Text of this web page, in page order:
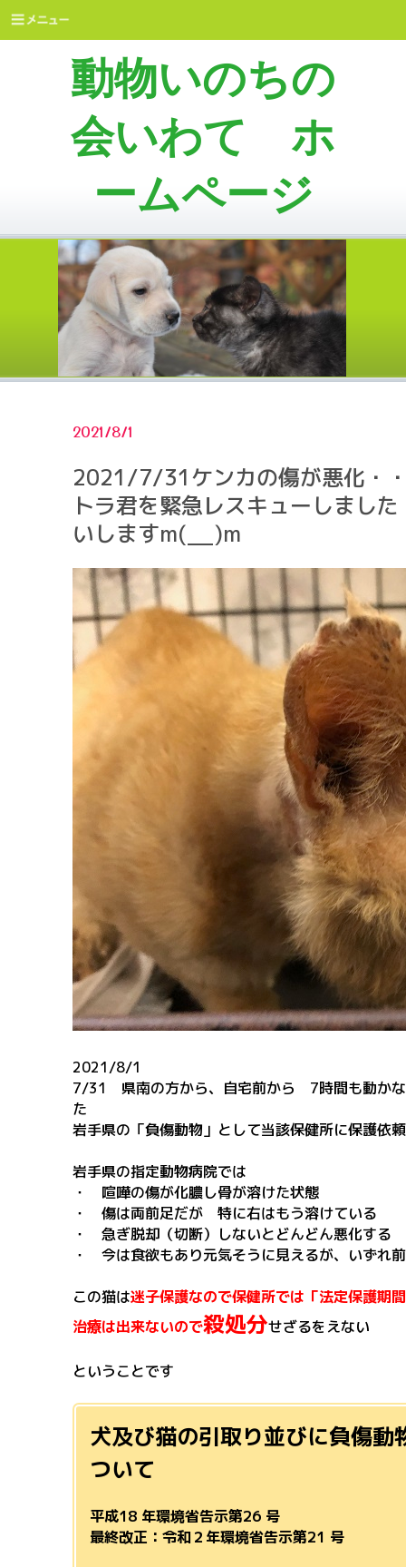
動物いのちの
会いわて ホ
ームページ
2021/8/1
2021/7/31ケンカの傷が悪化・
トラ君を緊急レスキューしまし
いしますm(__)m
2021/8/1
7/31 県南の方から、自宅前から 7時間も動かな
た
岩手県の「負傷動物」として当該保健所に保護依
岩手県の指定動物病院では
・ 喧嘩の傷が化膿し骨が溶けた状態
・ 傷は両前足だが 特に右はもう溶けている
・ 急ぎ脱却（切断）しないとどんどん悪化する
・ 今は食欲もあり元気そうに見えるが、いずれ
この猫は迷子保護なので保健所では「法定保護期
治療は出来ないので殺処分せざるをえない
ということです
犬及び猫の引取り並びに負傷
ついて
平成18 年環境省告示第26 号
最終改正：令和２年環境省告示第21 号